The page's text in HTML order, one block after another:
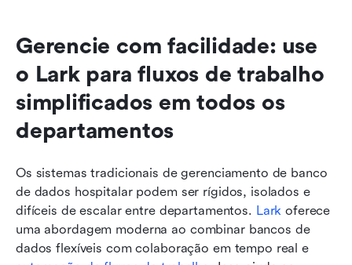
Gerencie com facilidade: use
o Lark para fluxos de trabalho
simplificados em todos os
departamentos
Os sistemas tradicionais de gerenciamento de banco
de dados hospitalar podem ser rígidos, isolados e
difíceis de escalar entre departamentos. Lark oferece
uma abordagem moderna ao combinar bancos de
dados flexíveis com colaboração em tempo real e